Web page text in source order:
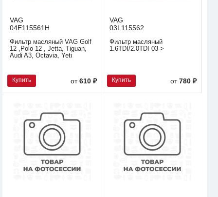
VAG
04E115561H
Фильтр масляный VAG Golf
12-,Polo 12-, Jetta, Tiguan,
Audi A3, Octavia, Yeti
Купить от610 ₽
VAG
03L115562
Фильтр масляный
1.6TDI/2.0TDI 03->
Купить от780 ₽